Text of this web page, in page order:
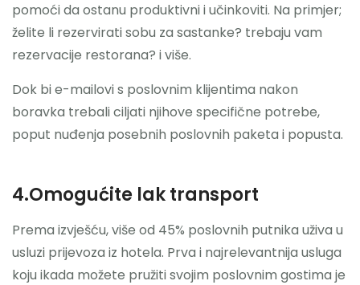
pomoći da ostanu produktivni i učinkoviti. Na primjer;
želite li rezervirati sobu za sastanke? trebaju vam
rezervacije restorana? i više.
Dok bi e-mailovi s poslovnim klijentima nakon
boravka trebali ciljati njihove specifične potrebe,
poput nuđenja posebnih poslovnih paketa i popusta.
4.Omogućite lak transport
Prema izvješću, više od 45% poslovnih putnika uživa u
usluzi prijevoza iz hotela. Prva i najrelevantnija usluga
koju ikada možete pružiti svojim poslovnim gostima je